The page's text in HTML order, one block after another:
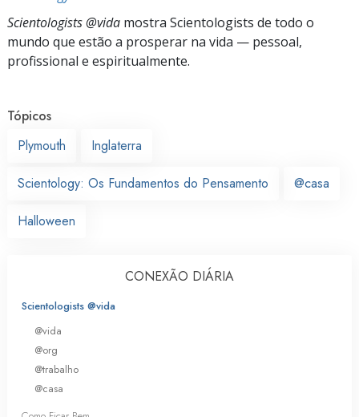
Scientologists @vida mostra Scientologists de todo o
mundo que estão a prosperar na vida — pessoal,
profissional e espiritualmente.
Tópicos
Plymouth
Inglaterra
Scientology: Os Fundamentos do Pensamento @casa
Halloween
CONEXÃO DIÁRIA
Scientologists @vida
@vida
@org
@trabalho
@casa